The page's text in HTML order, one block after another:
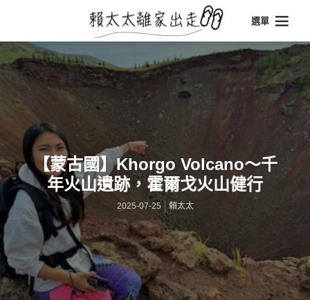
選單
【蒙古國】Khorgo Volcano～千
年火山遺跡，霍爾戈火山健行
2025-07-25 賴太太